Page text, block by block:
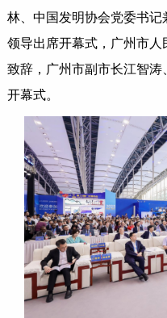
林、中国发明协会党委书
领导出席开幕式，广州市
致辞，广州市副市长江智
开幕式。